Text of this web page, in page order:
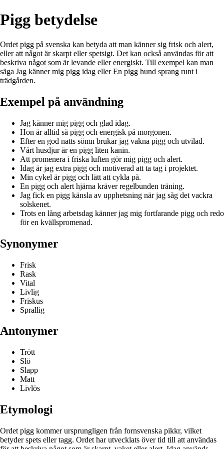
Pigg betydelse
Ordet pigg på svenska kan betyda att man känner sig frisk och alert,
eller att något är skarpt eller spetsigt. Det kan också användas för att
beskriva något som är levande eller energiskt. Till exempel kan man
säga Jag känner mig pigg idag eller En pigg hund sprang runt i
trädgården.
Exempel på användning
Jag känner mig pigg och glad idag.
Hon är alltid så pigg och energisk på morgonen.
Efter en god natts sömn brukar jag vakna pigg och utvilad.
Vårt husdjur är en pigg liten kanin.
Att promenera i friska luften gör mig pigg och alert.
Idag är jag extra pigg och motiverad att ta tag i projektet.
Min cykel är pigg och lätt att cykla på.
En pigg och alert hjärna kräver regelbunden träning.
Jag fick en pigg känsla av upphetsning när jag såg det vackra
solskenet.
Trots en lång arbetsdag känner jag mig fortfarande pigg och redo
för en kvällspromenad.
Synonymer
Frisk
Rask
Vital
Livlig
Friskus
Sprallig
Antonymer
Trött
Slö
Slapp
Matt
Livlös
Etymologi
Ordet pigg kommer ursprungligen från fornsvenska pikkr, vilket
betyder spets eller tagg. Ordet har utvecklats över tid till att användas